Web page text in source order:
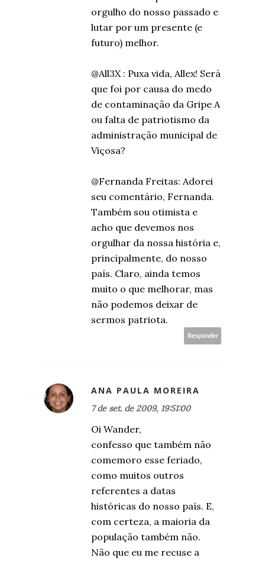
orgulho do nosso passado e
lutar por um presente (e
futuro) melhor.
@All3X : Puxa vida, Allex! Será
que foi por causa do medo
de contaminação da Gripe A
ou falta de patriotismo da
administração municipal de
Viçosa?
@Fernanda Freitas: Adorei
seu comentário, Fernanda.
Também sou otimista e
acho que devemos nos
orgulhar da nossa história e,
principalmente, do nosso
país. Claro, ainda temos
muito o que melhorar, mas
não podemos deixar de
sermos patriota.
Responder
ANA PAULA MOREIRA
7 de set. de 2009, 19:51:00
Oi Wander,
confesso que também não
comemoro esse feriado,
como muitos outros
referentes a datas
históricas do nosso país. E,
com certeza, a maioria da
população também não.
Não que eu me recuse a